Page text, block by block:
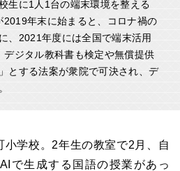
生に1人1台の端末環境を整える
2019年末に始まると、コロナ禍の
、2021年度には全国で端末活用
ジタル教科書も検定や無償提供
とする法案が衆院で可決され、デ
小学校。2年生の教室で2月、自
で生成する国語の授業があっ